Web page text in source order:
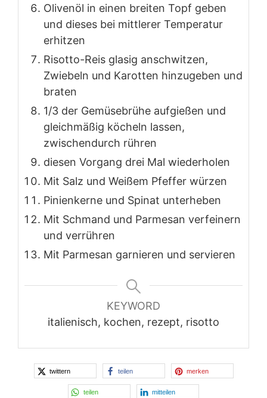
Olivenöl in einen breiten Topf geben
und dieses bei mittlerer Temperatur
erhitzen
Risotto-Reis glasig anschwitzen,
Zwiebeln und Karotten hinzugeben und
braten
1/3 der Gemüsebrühe aufgießen und
gleichmäßig köcheln lassen,
zwischendurch rühren
diesen Vorgang drei Mal wiederholen
Mit Salz und Weißem Pfeffer würzen
Pinienkerne und Spinat unterheben
Mit Schmand und Parmesan verfeinern
und verrühren
Mit Parmesan garnieren und servieren
KEYWORD
italienisch, kochen, rezept, risotto
twittern teilen merken
teilen mitteilen